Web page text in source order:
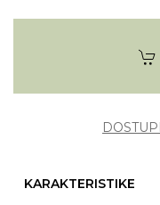
KARAKTERISTIKE